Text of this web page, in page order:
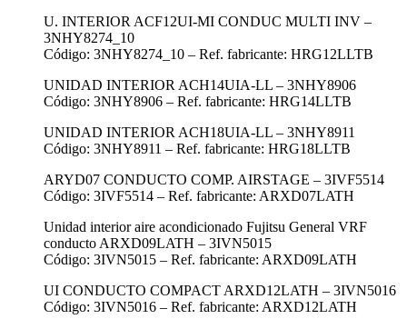
U. INTERIOR ACF12UI-MI CONDUC MULTI INV –
3NHY8274_10
Código: 3NHY8274_10 – Ref. fabricante: HRG12LLTB
UNIDAD INTERIOR ACH14UIA-LL – 3NHY8906
Código: 3NHY8906 – Ref. fabricante: HRG14LLTB
UNIDAD INTERIOR ACH18UIA-LL – 3NHY8911
Código: 3NHY8911 – Ref. fabricante: HRG18LLTB
ARYD07 CONDUCTO COMP. AIRSTAGE – 3IVF5514
Código: 3IVF5514 – Ref. fabricante: ARXD07LATH
Unidad interior aire acondicionado Fujitsu General VRF
conducto ARXD09LATH – 3IVN5015
Código: 3IVN5015 – Ref. fabricante: ARXD09LATH
UI CONDUCTO COMPACT ARXD12LATH – 3IVN5016
Código: 3IVN5016 – Ref. fabricante: ARXD12LATH